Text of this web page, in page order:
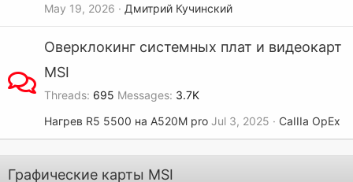
May 19, 2026
Дмитрий Кучинский
Оверклокинг системных плат и видеокарт
MSI
Threads 695 Messages 3.7K
Нагрев R5 5500 на A520M pro Jul 3, 2025 CaIIIa OpEx
Графические карты MSI